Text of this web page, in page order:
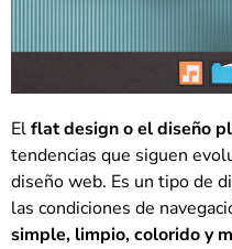
Elflat design o el diseño
tendencias que siguen
diseño web. Es un tipo de
las condiciones de
simple, limpio, colorido y